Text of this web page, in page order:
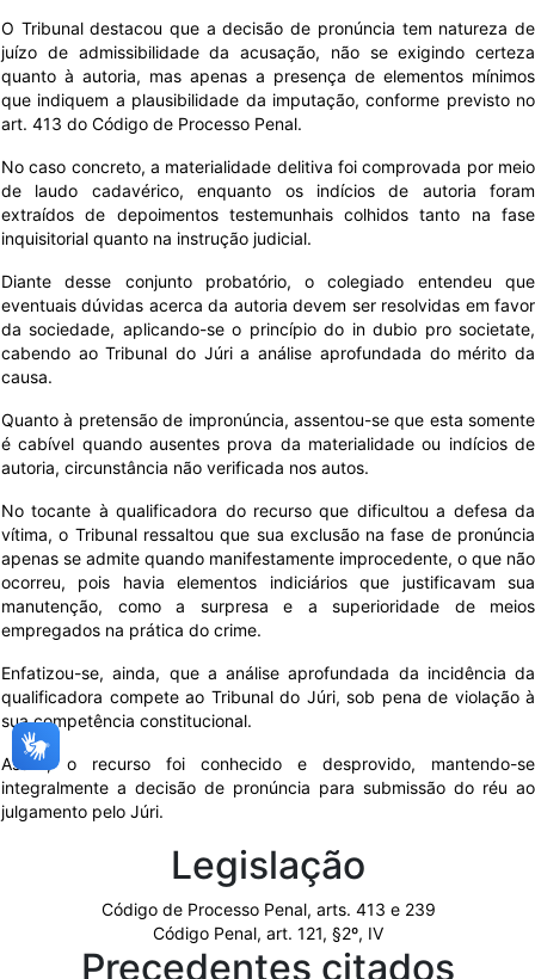
O Tribunal destacou que a decisão de pronúncia tem natureza de
juízo de admissibilidade da acusação, não se exigindo certeza
quanto à autoria, mas apenas a presença de elementos mínimos
que indiquem a plausibilidade da imputação, conforme previsto no
art. 413 do Código de Processo Penal.
No caso concreto, a materialidade delitiva foi comprovada por meio
de laudo cadavérico, enquanto os indícios de autoria foram
extraídos de depoimentos testemunhais colhidos tanto na fase
inquisitorial quanto na instrução judicial.
Diante desse conjunto probatório, o colegiado entendeu que
eventuais dúvidas acerca da autoria devem ser resolvidas em favor
da sociedade, aplicando-se o princípio do in dubio pro societate,
cabendo ao Tribunal do Júri a análise aprofundada do mérito da
causa.
Quanto à pretensão de impronúncia, assentou-se que esta somente
é cabível quando ausentes prova da materialidade ou indícios de
autoria, circunstância não verificada nos autos.
No tocante à qualificadora do recurso que dificultou a defesa da
vítima, o Tribunal ressaltou que sua exclusão na fase de pronúncia
apenas se admite quando manifestamente improcedente, o que não
ocorreu, pois havia elementos indiciários que justificavam sua
manutenção, como a surpresa e a superioridade de meios
empregados na prática do crime.
Enfatizou-se, ainda, que a análise aprofundada da incidência da
qualificadora compete ao Tribunal do Júri, sob pena de violação à
sua competência constitucional.
Assim, o recurso foi conhecido e desprovido, mantendo-se
integralmente a decisão de pronúncia para submissão do réu ao
julgamento pelo Júri.
Legislação
Código de Processo Penal, arts. 413 e 239
Código Penal, art. 121, §2º, IV
Precedentes citados